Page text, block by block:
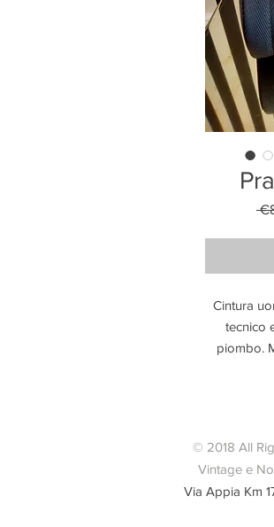
Cintura
tecnico
piombo.
© 2018 All
Vintage e
Via Appia Km